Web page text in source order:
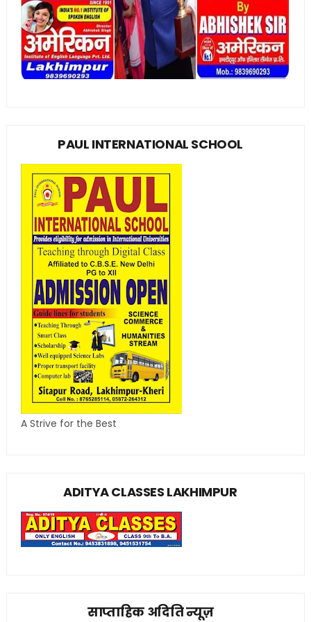
PAUL INTERNATIONAL SCHOOL
A Strive for the Best
ADITYA CLASSES LAKHIMPUR
साप्ताहिक अदिति न्यूज़